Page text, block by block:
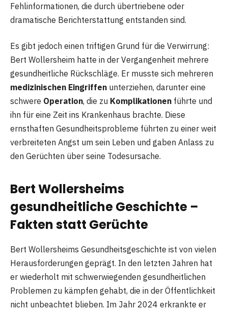
Fehlinformationen, die durch übertriebene oder
dramatische Berichterstattung entstanden sind.
Es gibt jedoch einen triftigen Grund für die Verwirrung:
Bert Wollersheim hatte in der Vergangenheit mehrere
gesundheitliche Rückschläge. Er musste sich mehreren
medizinischen Eingriffen unterziehen, darunter eine
schwere Operation, die zu Komplikationen führte und
ihn für eine Zeit ins Krankenhaus brachte. Diese
ernsthaften Gesundheitsprobleme führten zu einer weit
verbreiteten Angst um sein Leben und gaben Anlass zu
den Gerüchten über seine Todesursache.
Bert Wollersheims
gesundheitliche Geschichte –
Fakten statt Gerüchte
Bert Wollersheims Gesundheitsgeschichte ist von vielen
Herausforderungen geprägt. In den letzten Jahren hat
er wiederholt mit schwerwiegenden gesundheitlichen
Problemen zu kämpfen gehabt, die in der Öffentlichkeit
nicht unbeachtet blieben. Im Jahr 2024 erkrankte er